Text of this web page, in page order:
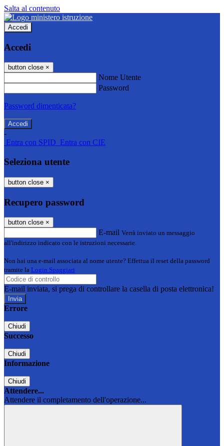
Salta al contenuto
Accedi
Accedi
button close ×
Nome Utente
Password
Password dimenticata?
-
Entra con SPID Entra con CIE
Seleziona utente
button close ×
Recupero password
button close ×
E-mail Verrà inviato un messaggio
all'indirizzo indicato con le istruzioni necessarie.
Non hai una e-mail associata al nome utente? Effettua il reset della password
tramite la Login Spaggiari
E-mail inviata, si prega di controllare la casella di posta elettronica!
Errore
Chiudi
Successo
Chiudi
Informazione
Chiudi
Attendere...
Attendere il completamento dell'operazione...